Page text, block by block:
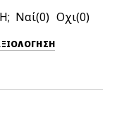
0 0
ΤΗΝ ΑΞΙΟΛΟΓΗΣΗ